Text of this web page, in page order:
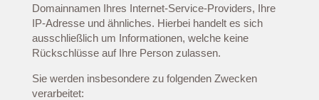
Domainnamen Ihres Internet-Service-Providers, Ihre
IP-Adresse und ähnliches. Hierbei handelt es sich
ausschließlich um Informationen, welche keine
Rückschlüsse auf Ihre Person zulassen.
Sie werden insbesondere zu folgenden Zwecken
verarbeitet: